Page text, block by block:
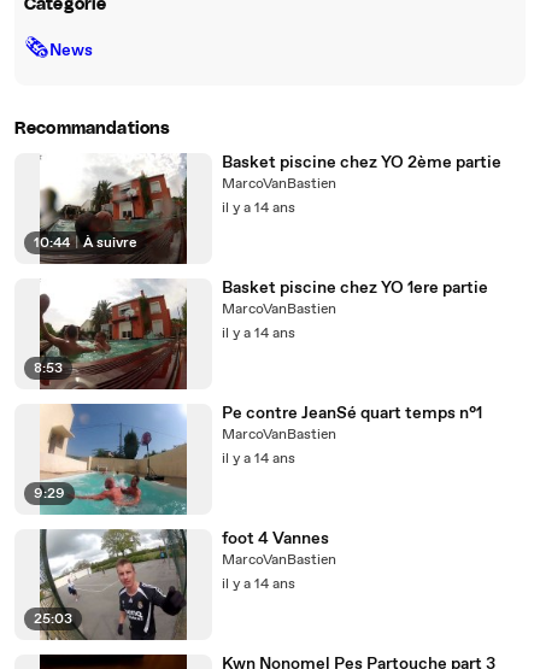
Catégorie
🗞News
Recommandations
10:44 | À suivre
Basket piscine chez YO 2ème partie
MarcoVanBastien
il y a 14 ans
8:53
Basket piscine chez YO 1ere partie
MarcoVanBastien
il y a 14 ans
9:29
Pe contre JeanSé quart temps n°1
MarcoVanBastien
il y a 14 ans
25:03
foot 4 Vannes
MarcoVanBastien
il y a 14 ans
Kwn Nonomel Pes Partouche part 3